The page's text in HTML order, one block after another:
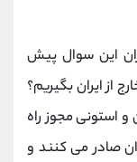
این سوال پیش
از ایران بگیریم؟
و استونی مجوز راه
صادر می کنند و